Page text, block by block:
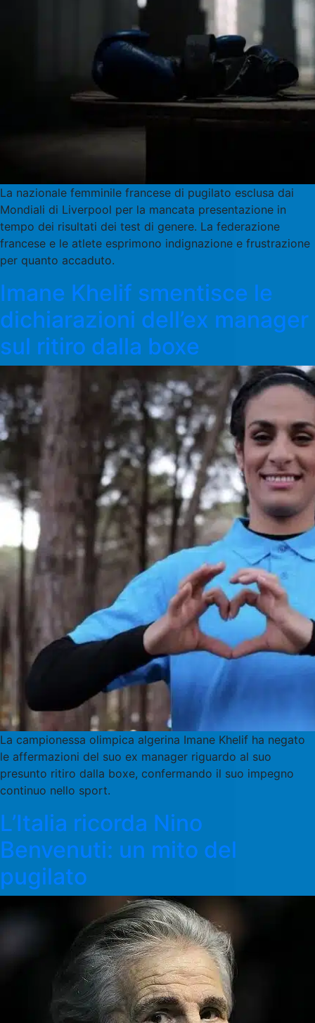
La nazionale femminile francese di pugilato esclusa dai
Mondiali di Liverpool per la mancata presentazione in
tempo dei risultati dei test di genere. La federazione
francese e le atlete esprimono indignazione e frustrazione
per quanto accaduto.
Imane Khelif smentisce le
dichiarazioni dell’ex manager
sul ritiro dalla boxe
La campionessa olimpica algerina Imane Khelif ha negato
le affermazioni del suo ex manager riguardo al suo
presunto ritiro dalla boxe, confermando il suo impegno
continuo nello sport.
L’Italia ricorda Nino
Benvenuti: un mito del
pugilato